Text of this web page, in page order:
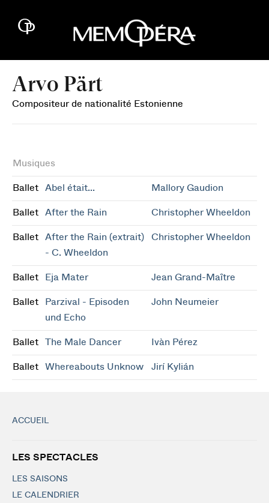
Arvo Pärt
Compositeur de nationalité Estonienne
Musiques
Ballet Abel était... Mallory Gaudion
Ballet After the Rain Christopher Wheeldon
Ballet
After the Rain (extrait)
- C. Wheeldon
Christopher Wheeldon
Ballet Eja Mater Jean Grand-Maître
Ballet
Parzival - Episoden
und Echo
John Neumeier
Ballet The Male Dancer Ivàn Pérez
Ballet Whereabouts Unknow Jirí Kylián
ACCUEIL
LES SPECTACLES
LES SAISONS
LE CALENDRIER